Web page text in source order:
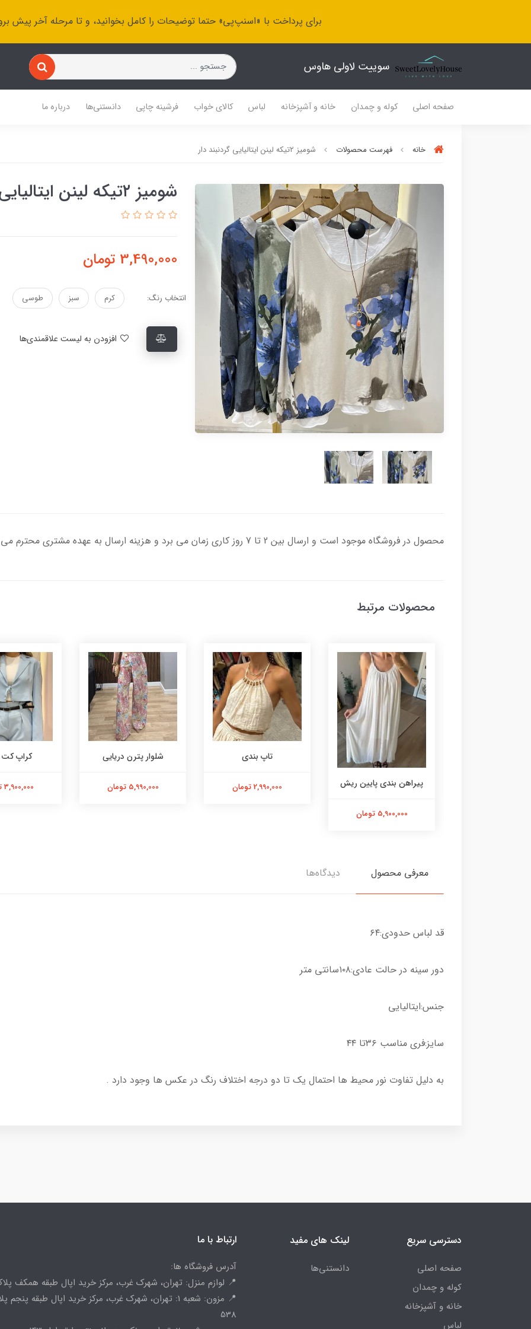
برای پرداخت با «اسنپ‌پی» حتما توضیحات را کامل بخوانید، و تا مرحله آخر پیش
سوییت لاولی هاوس
صفحه اصلی کوله و چمدان خانه و آشپزخانه لباس کالای خواب فرشینه چاپی دانستنی‌ها درباره ما
خانه فهرست محصولات شومیز ۲تیکه لینن ایتالیایی گردنبند دار
شومیز ۲تیکه لینن ایتالیایی گردنبند دار
3,490,000 تومان
انتخاب رنگ: کرم سبز طوسی
محصول در فروشگاه موجود است و ارسال بین 2 تا 7 روز کاری زمان می برد و هزینه ارسال به عهده مشتری محترم می باشد.
محصولات مرتبط
پیراهن بندی پایین ریش
5,900,000 تومان
تاپ بندی
2,990,000 تومان
شلوار پترن دریایی
5,990,000 تومان
کراپ
3,900,000 تومان
معرفی محصول دیدگاه‌ها
قد لباس حدودی:۶۴
دور سینه در حالت عادی:۱۰۸سانتی متر
جنس:ایتالیایی
سایز:فری مناسب ۳۶تا ۴۴
به دلیل تفاوت نور محیط ها احتمال یک تا دو درجه اختلاف رنگ در عکس ها وجود دارد .
دسترسی سریع
صفحه اصلی
کوله و چمدان
خانه و آشپزخانه
لباس
لینک های مفید
دانستنی‌ها
ارتباط با ما
آدرس فروشگاه ها:
📍 لوازم منزل: تهران، شهرک غرب، مرکز خرید اپال طبقه همکف پلاک
📍 مزون: شعبه 1: تهران، شهرک غرب، مرکز خرید اپال طبقه پنجم
538